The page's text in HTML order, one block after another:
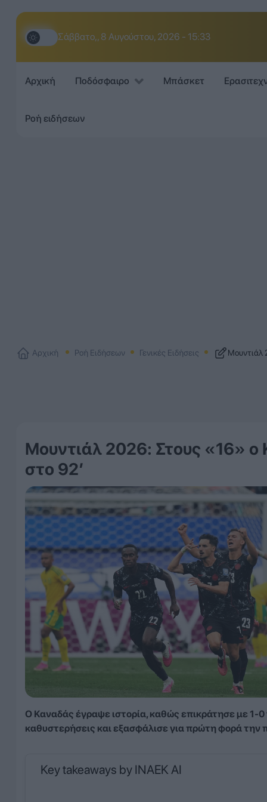
Σάββατο,, 8 Αυγούστου, 2026 - 15:33
Αρχική Ποδόσφαιρο Μπάσκετ
Ροή ειδήσεων
Αρχική Ροή Ειδήσεων Γενικές Ειδήσεις Μουντιάλ
Μουντιάλ 2026: Στους «16» ο
στο 92′
Ο Καναδάς έγραψε ιστορία, καθώς επικράτησε με 1-
καθυστερήσεις και εξασφάλισε για πρώτη φορά
Key takeaways by INAEK AI